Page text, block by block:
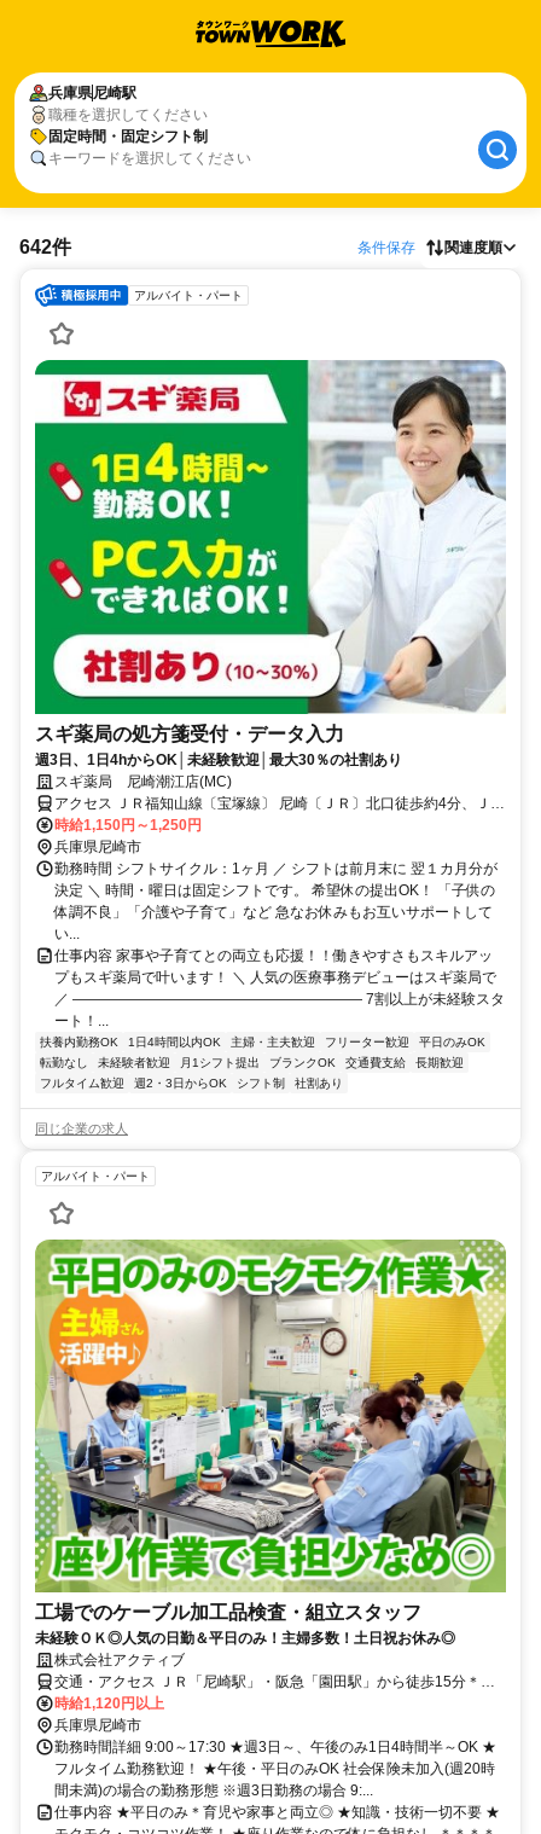
兵庫県尼崎駅
職種を選択してください
固定時間・固定シフト制
キーワードを選択してください
642件 条件保存 関連度順
アルバイト・パート
スギ薬局の処方箋受付・データ入力
週3日、1日4hからOK│未経験歓迎│最大30％の社割あり
スギ薬局 尼崎潮江店(MC)
アクセス ＪＲ福知山線〔宝塚線〕 尼崎〔ＪＲ〕北口徒歩約4分、ＪＲ
東海道本線 尼崎〔ＪＲ〕北口徒歩約4分、ＪＲ東西線 尼崎〔ＪＲ〕北
口徒歩約4分
時給1,150円～1,250円
兵庫県尼崎市
勤務時間 シフトサイクル：1ヶ月 ／ シフトは前月末に 翌１カ月分が
決定 ＼ 時間・曜日は固定シフトです。 希望休の提出OK！ 「子供の
体調不良」「介護や子育て」など 急なお休みもお互いサポートして
い...
仕事内容 家事や子育てとの両立も応援！！働きやすさもスキルアッ
プもスギ薬局で叶います！ ＼ 人気の医療事務デビューはスギ薬局で
／ ―――――――――――――――――――― 7割以上が未経験スタ
ート！...
扶養内勤務OK 1日4時間以内OK 主婦・主夫歓迎 フリーター歓迎
平日のみOK
転勤なし
未経験者歓迎 月1シフト提出 ブランクOK 交通費支給
長期歓迎
フルタイム歓迎
週2・3日からOK シフト制 社割あり
同じ企業の求人
アルバイト・パート
工場でのケーブル加工品検査・組立スタッフ
未経験ＯＫ◎人気の日勤＆平日のみ！主婦多数！土日祝お休み◎
株式会社アクティブ
交通・アクセス ＪＲ「尼崎駅」・阪急「園田駅」から徒歩15分＊交
通費規定支給★自転車通勤OK
時給1,120円以上
兵庫県尼崎市
勤務時間詳細 9:00～17:30 ★週3日～、午後のみ1日4時間半～OK ★
フルタイム勤務歓迎！ ★午後・平日のみOK 社会保険未加入(週20時
間未満)の場合の勤務形態 ※週3日勤務の場合 9:...
仕事内容 ★平日のみ＊育児や家事と両立◎ ★知識・技術一切不要 ★